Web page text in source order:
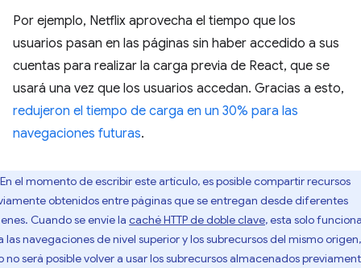
Por ejemplo, Netflix aprovecha el tiempo que los
usuarios pasan en las páginas sin haber accedido a sus
cuentas para realizar la carga previa de React, que se
usará una vez que los usuarios accedan. Gracias a esto,
redujeron el tiempo de carga en un 30% para las
navegaciones futuras.
En el momento de escribir este artículo, es posible compartir recursos
obtenidos entre páginas que se entregan desde diferentes
Cuando se envíe la caché HTTP de doble clave, esta solo
las navegaciones de nivel superior y los subrecursos del mismo origen,
no será posible volver a usar los subrecursos almacenados